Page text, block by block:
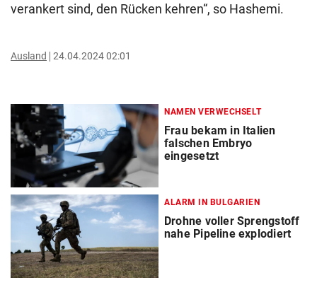
verankert sind, den Rücken kehren“, so Hashemi.
Ausland 24.04.2024 02:01
NAMEN VERWECHSELT
Frau bekam in Italien
falschen Embryo
eingesetzt
ALARM IN BULGARIEN
Drohne voller Sprengstoff
nahe Pipeline explodiert